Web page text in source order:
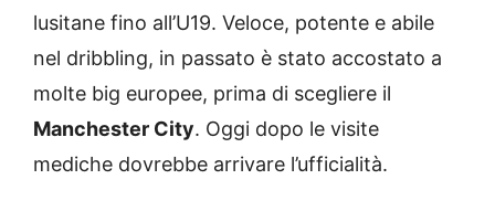
lusitane fino all’U19. Veloce, potente e abile
nel dribbling, in passato è stato accostato a
molte big europee, prima di scegliere il
Manchester City. Oggi dopo le visite
mediche dovrebbe arrivare l’ufficialità.